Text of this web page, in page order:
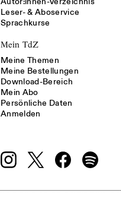
Leser- & Aboservice
Sprachkurse
Mein TdZ
Meine Themen
Meine Bestellungen
Download-Bereich
Mein Abo
Persönliche Daten
Anmelden